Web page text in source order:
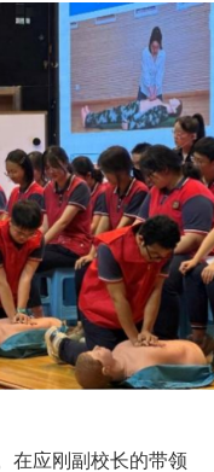
在应刚副校长的带领